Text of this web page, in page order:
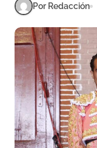
Por Redacción